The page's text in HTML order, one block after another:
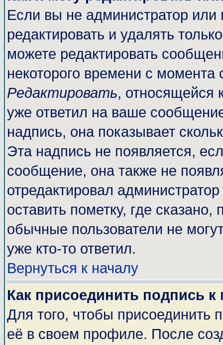
Если вы не администратор
редактировать и удалять
можете редактировать
некоторого времени с
Редактировать, относящейся
уже ответил на ваше
надпись, она показывает
Эта надпись не появляется,
сообщение, она также не
отредактировал
оставить пометку, где
обычные пользователи не
уже кто-то ответил.
Вернуться к началу
Как присоединить подпись
Для того, чтобы присоединить
её в своем профиле. После